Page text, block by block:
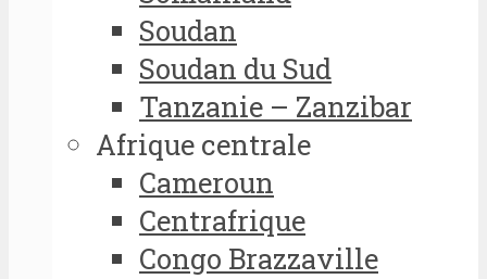
Soudan
Soudan du Sud
Tanzanie – Zanzibar
Afrique centrale
Cameroun
Centrafrique
Congo Brazzaville